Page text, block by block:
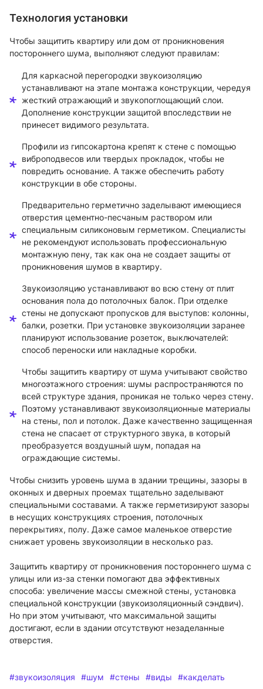
Технология установки
Чтобы защитить квартиру или дом от проникновения
постороннего шума, выполняют следуют правилам:
Для каркасной перегородки звукоизоляцию
устанавливают на этапе монтажа конструкции, чередуя
жесткий отражающий и звукопоглощающий слои.
Дополнение конструкции защитой впоследствии не
принесет видимого результата.
Профили из гипсокартона крепят к стене с помощью
виброподвесов или твердых прокладок, чтобы не
повредить основание. А также обеспечить работу
конструкции в обе стороны.
Предварительно герметично заделывают имеющиеся
отверстия цементно-песчаным раствором или
специальным силиконовым герметиком. Специалисты
не рекомендуют использовать профессиональную
монтажную пену, так как она не создает защиты от
проникновения шумов в квартиру.
Звукоизоляцию устанавливают во всю стену от плит
основания пола до потолочных балок. При отделке
стены не допускают пропусков для выступов: колонны,
балки, розетки. При установке звукоизоляции заранее
планируют использование розеток, выключателей:
способ переноски или накладные коробки.
Чтобы защитить квартиру от шума учитывают свойство
многоэтажного строения: шумы распространяются по
всей структуре здания, проникая не только через стену.
Поэтому устанавливают звукоизоляционные материалы
на стены, пол и потолок. Даже качественно защищенная
стена не спасает от структурного звука, в который
преобразуется воздушный шум, попадая на
ограждающие системы.
Чтобы снизить уровень шума в здании трещины, зазоры в
оконных и дверных проемах тщательно заделывают
специальными составами. А также герметизируют зазоры
в несущих конструкциях строения, потолочных
перекрытиях, полу. Даже самое маленькое отверстие
снижает уровень звукоизоляции в несколько раз.
Защитить квартиру от проникновения постороннего шума с
улицы или из-за стенки помогают два эффективных
способа: увеличение массы смежной стены, установка
специальной конструкции (звукоизоляционный сэндвич).
Но при этом учитывают, что максимальной защиты
достигают, если в здании отсутствуют незаделанные
отверстия.
#звукоизоляция #шум #стены #виды #какделать